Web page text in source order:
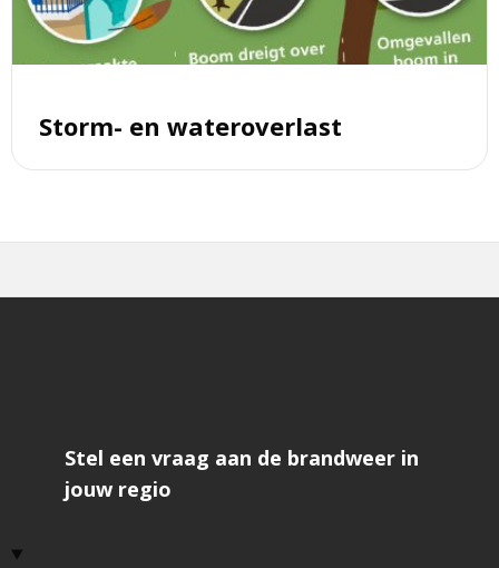
Storm- en wateroverlast
Stel een vraag aan de brandweer in
jouw regio